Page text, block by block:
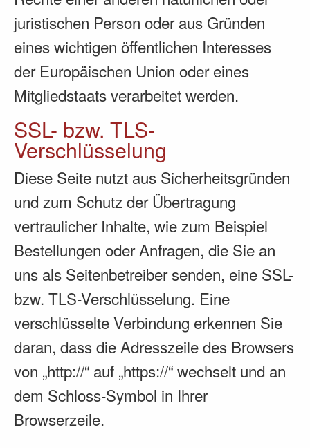
juristischen Person oder aus Gründen
eines wichtigen öffentlichen Interesses
der Europäischen Union oder eines
Mitgliedstaats verarbeitet werden.
SSL- bzw. TLS-
Verschlüsselung
Diese Seite nutzt aus Sicherheitsgründen
und zum Schutz der Übertragung
vertraulicher Inhalte, wie zum Beispiel
Bestellungen oder Anfragen, die Sie an
uns als Seitenbetreiber senden, eine SSL-
bzw. TLS-Verschlüsselung. Eine
verschlüsselte Verbindung erkennen Sie
daran, dass die Adresszeile des Browsers
von „http://“ auf „https://“ wechselt und an
dem Schloss-Symbol in Ihrer
Browserzeile.